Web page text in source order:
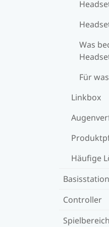
Was
Für
Linkbox
Häufige
Controller
Spielbereich